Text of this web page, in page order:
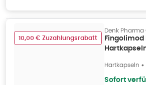
10,00 € Zuzahlungsrabatt
Denk Pharma
Fingolimod
Hartkapseln •
Sofort